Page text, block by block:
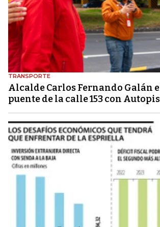
TRANSPORTE
Alcalde Carlos Fernando Galán
puente de la calle 153 con